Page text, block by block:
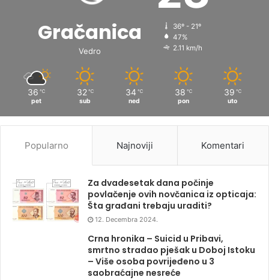
Gračanica
Vedro
36º - 21º
47%
2.11 km/h
36 ℃
pet
32 ℃
sub
34 ℃
ned
38 ℃
pon
39 ℃
uto
Popularno Najnoviji Komentari
Za dvadesetak dana počinje
povlačenje ovih novčanica iz opticaja:
Šta građani trebaju uraditi?
12. Decembra 2024.
Crna hronika – Suicid u Pribavi,
smrtno stradao pješak u Doboj Istoku
– Više osoba povrijeđeno u 3
saobraćajne nesreće